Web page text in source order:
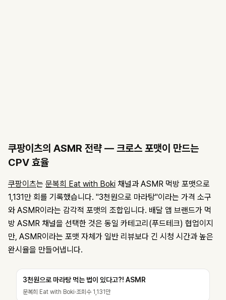
쿠팡이츠의 ASMR 전략 — 크로스 포맷이 만드는
CPV 효율
쿠팡이츠는 문복희 Eat with Boki 채널과 ASMR 먹방 포맷으로
1,131만 회를 기록했습니다. "3천원으로 마라탕"이라는 가격 소구
와 ASMR이라는 감각적 포맷의 조합입니다. 배달 앱 브랜드가 먹
방 ASMR 채널을 선택한 것은 동일 카테고리(푸드테크) 협업이지
만, ASMR이라는 포맷 자체가 일반 리뷰보다 긴 시청 시간과 높은
완시율을 만들어냅니다.
3천원으로 마라탕 먹는 법이 있다고?! ASMR
문복희 Eat with Boki·조회수 1,131만